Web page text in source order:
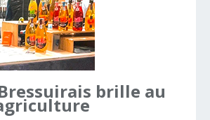
brille au